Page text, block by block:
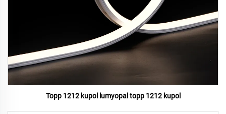
Topp 1212 kupol lumyopal topp 1212 kupol